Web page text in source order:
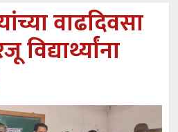
शिष्यवृत्तीस पात्र
यश मिळवता येते – शिवप्रसाद
विविध सामाजिक
वाढदिवसा